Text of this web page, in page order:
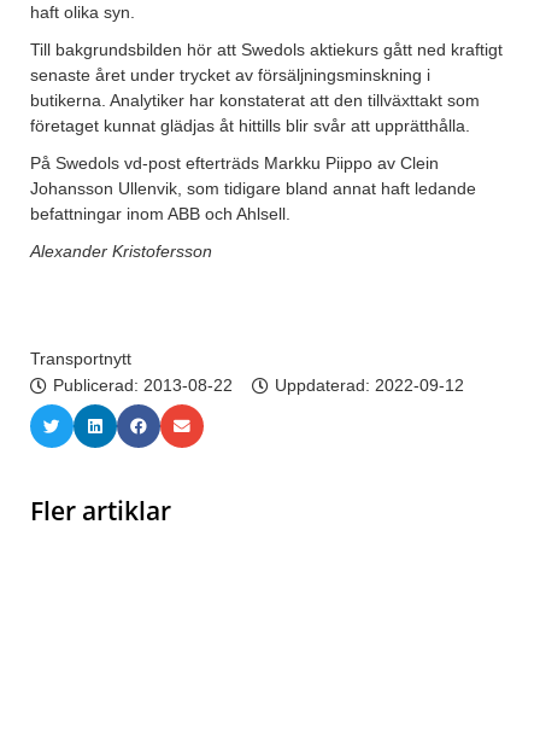
haft olika syn.
Till bakgrundsbilden hör att Swedols aktiekurs gått ned kraftigt
senaste året under trycket av försäljningsminskning i
butikerna. Analytiker har konstaterat att den tillväxttakt som
företaget kunnat glädjas åt hittills blir svår att upprätthålla.
På Swedols vd-post efterträds Markku Piippo av Clein
Johansson Ullenvik, som tidigare bland annat haft ledande
befattningar inom ABB och Ahlsell.
Alexander Kristofersson
Transportnytt
Publicerad: 2013-08-22 Uppdaterad: 2022-09-12
Fler artiklar